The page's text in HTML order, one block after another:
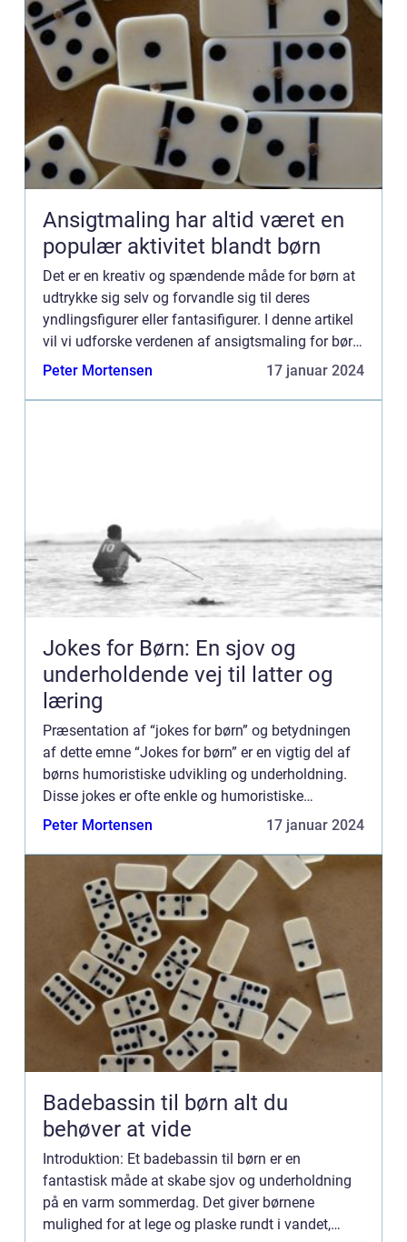
Ansigtmaling har altid været en
populær aktivitet blandt børn
Det er en kreativ og spændende måde for børn at
udtrykke sig selv og forvandle sig til deres
yndlingsfigurer eller fantasifigurer. I denne artikel
vil vi udforske verdenen af ansigtsmaling for børn,
de vigtigste ting at vide om denne aktivitet, og hv...
Peter Mortensen 17 januar 2024
Jokes for Børn: En sjov og
underholdende vej til latter og
læring
Præsentation af “jokes for børn” og betydningen
af dette emne “Jokes for børn” er en vigtig del af
børns humoristiske udvikling og underholdning.
Disse jokes er ofte enkle og humoristiske
anekdoter, som er lette at forstå for ...
Peter Mortensen 17 januar 2024
Badebassin til børn alt du
behøver at vide
Introduktion: Et badebassin til børn er en
fantastisk måde at skabe sjov og underholdning
på en varm sommerdag. Det giver børnene
mulighed for at lege og plaske rundt i vandet,